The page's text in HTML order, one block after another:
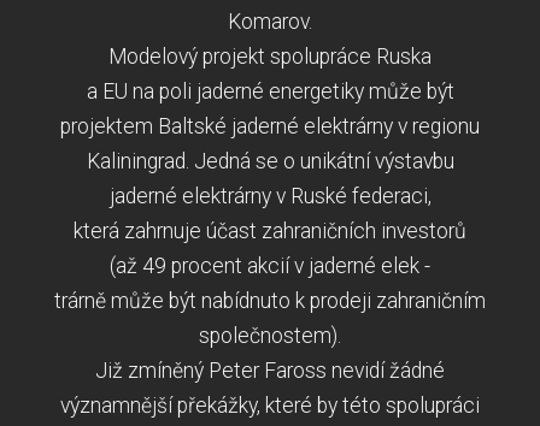
Komarov.
Modelový projekt spolupráce Ruska
a EU na poli jaderné energetiky může být
projektem Baltské jaderné elektrárny v regionu
Kaliningrad. Jedná se o unikátní výstavbu
jaderné elektrárny v Ruské federaci,
která zahrnuje účast zahraničních investorů
(až 49 procent akcií v jaderné elek -
trárně může být nabídnuto k prodeji zahraničním
společnostem).
Již zmíněný Peter Faross nevidí žádné
významnější překážky, které by této spolupráci